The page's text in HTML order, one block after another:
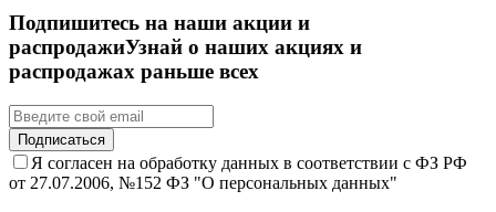
Подпишитесь на наши акции и
распродажиУзнай о наших акциях и
распродажах раньше всех
Подписаться
Я согласен на обработку данных в соответствии с ФЗ РФ
от 27.07.2006, №152 ФЗ "О персональных данных"